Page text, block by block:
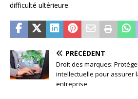
difficulté ultérieure.
PRÉCÉDENT
Droit des marques:
intellectuelle pour assurer
entreprise